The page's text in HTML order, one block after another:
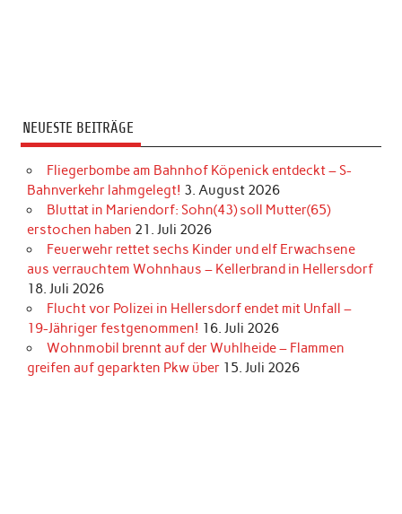
NEUESTE BEITRÄGE
Fliegerbombe am Bahnhof Köpenick entdeckt – S-
Bahnverkehr lahmgelegt! 3. August 2026
Bluttat in Mariendorf: Sohn(43) soll Mutter(65)
erstochen haben 21. Juli 2026
Feuerwehr rettet sechs Kinder und elf Erwachsene
aus verrauchtem Wohnhaus – Kellerbrand in Hellersdorf
18. Juli 2026
Flucht vor Polizei in Hellersdorf endet mit Unfall –
19-Jähriger festgenommen! 16. Juli 2026
Wohnmobil brennt auf der Wuhlheide – Flammen
greifen auf geparkten Pkw über 15. Juli 2026